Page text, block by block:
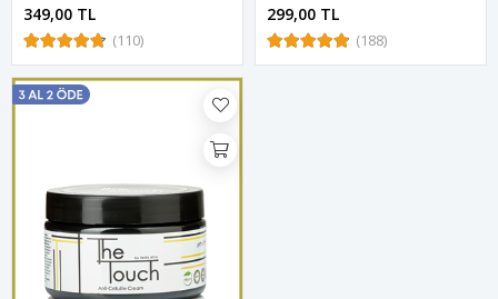
349,00 TL
(110)
299,00 TL
(188)